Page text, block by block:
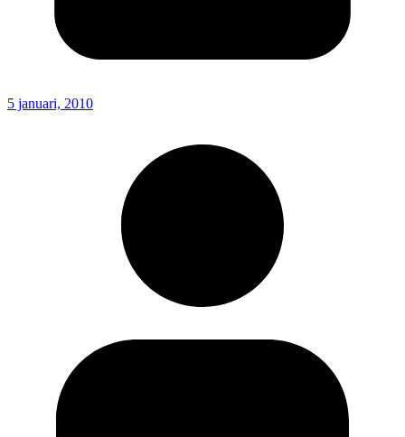
5 januari, 2010